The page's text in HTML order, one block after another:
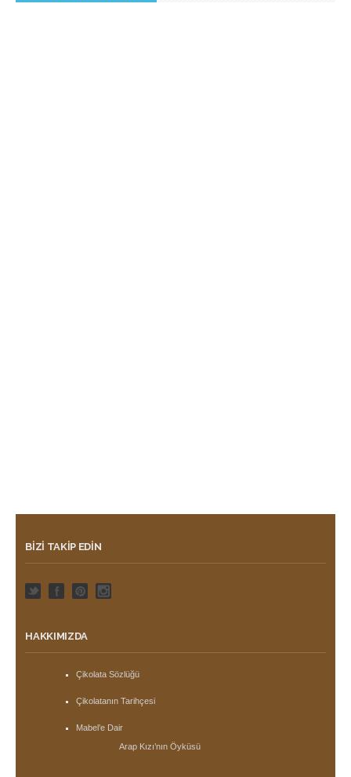
BIZI TAKIP EDIN
HAKKIMIZDA
Çikolata Sözlüğü
Çikolatanın Tarihçesi
Mabel’e Dair
Arap Kızı’nın Öyküsü